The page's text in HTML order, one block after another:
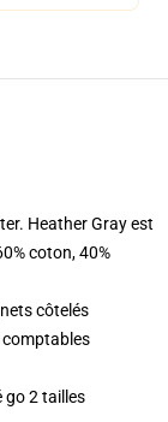
Heather Gray est
coton, 40%
côtelés
comptables
go 2 tailles